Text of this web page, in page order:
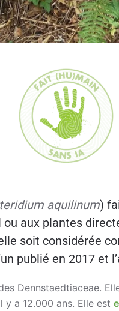
aquilinum)
aux plantes
soit considérée
publié en 2017 et
Dennstaedtiaceae.
y a 12.000 ans. Elle est